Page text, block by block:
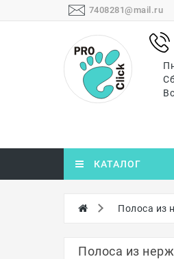
7408281@mail.ru
КАТАЛОГ
Полоса из
Полоса из